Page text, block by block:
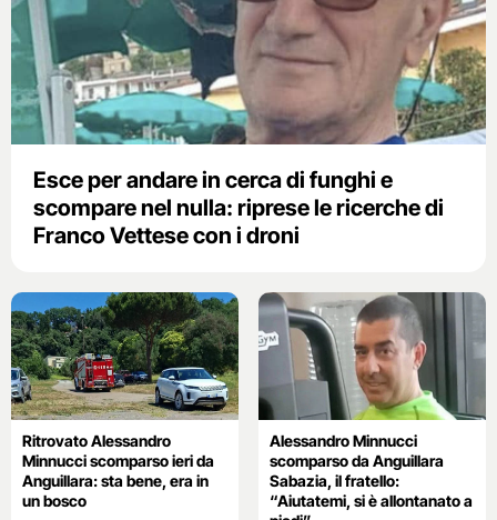
Esce per andare in cerca di funghi e
scompare nel nulla: riprese le ricerche di
Franco Vettese con i droni
Ritrovato Alessandro
Minnucci scomparso ieri da
Anguillara: sta bene, era in
un bosco
Alessandro Minnucci
scomparso da Anguillara
Sabazia, il fratello:
“Aiutatemi, si è allontanato a